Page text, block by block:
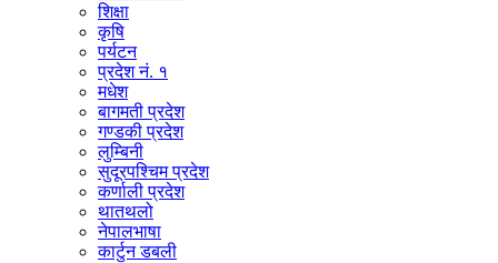
शिक्षा
कृषि
पर्यटन
प्रदेश नं. १
मधेश
बागमती प्रदेश
गण्डकी प्रदेश
लुम्बिनी
सुदूरपश्चिम प्रदेश
कर्णाली प्रदेश
थातथलो
नेपालभाषा
कार्टुन डबली